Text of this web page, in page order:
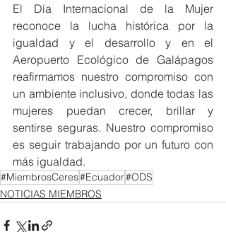
El Día Internacional de la Mujer
reconoce la lucha histórica por la
igualdad y el desarrollo y en el
Aeropuerto Ecológico de Galápagos
reafirmamos nuestro compromiso con
un ambiente inclusivo, donde todas las
mujeres puedan crecer, brillar y
sentirse seguras. Nuestro compromiso
es seguir trabajando por un futuro con
más igualdad.
#MiembrosCeres#Ecuador#ODS
NOTICIAS MIEMBROS